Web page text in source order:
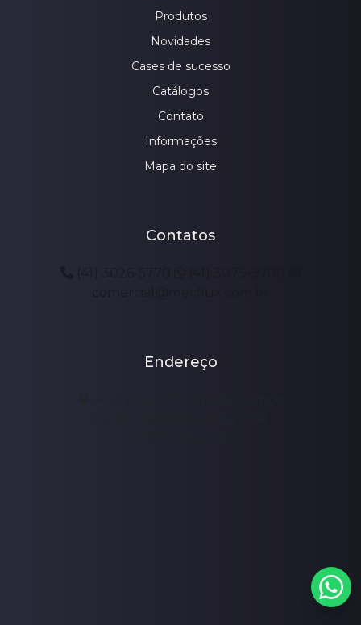
Produtos
Novidades
Cases de sucesso
Catálogos
Contato
Informações
Mapa do site
Contatos
Endereço